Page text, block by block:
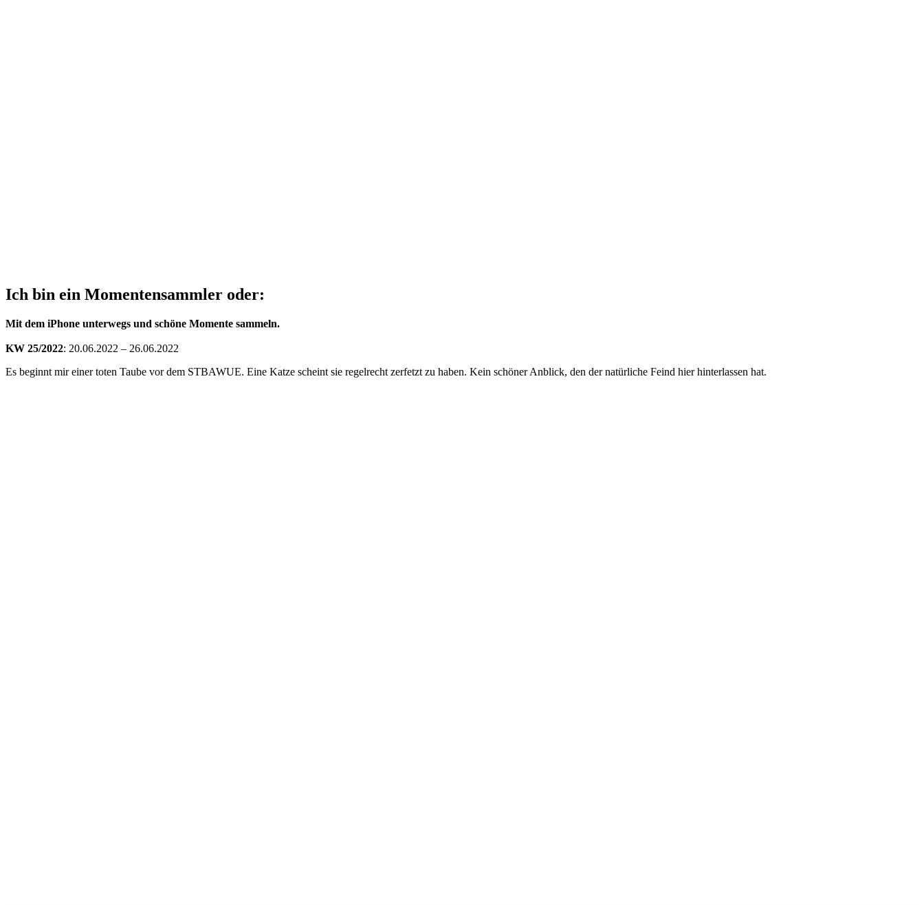
Ich bin ein Momentensammler oder:
Mit dem iPhone unterwegs und schöne Momente sammeln.
KW 25/2022: 20.06.2022 – 26.06.2022
Es beginnt mir einer toten Taube vor dem STBAWUE. Eine Katze scheint sie regelrecht zerfetzt zu haben. Kein schöner Anblick, den der natürliche Feind hier hinterlassen hat.